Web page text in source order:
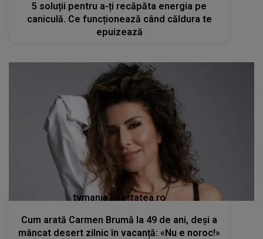
5 soluții pentru a-ți recăpăta energia pe
caniculă. Ce funcționează când căldura te
epuizează
tvmania.libertatea.ro
Cum arată Carmen Brumă la 49 de ani, deși a
mâncat desert zilnic în vacanță: «Nu e noroc!»